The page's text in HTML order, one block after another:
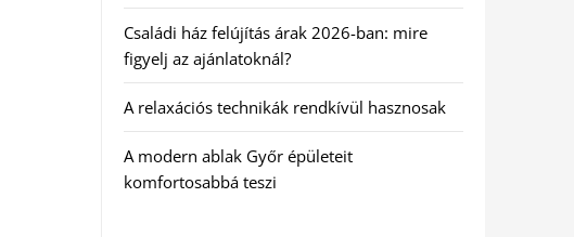
Családi ház felújítás árak 2026-ban: mire
figyelj az ajánlatoknál?
A relaxációs technikák rendkívül hasznosak
A modern ablak Győr épületeit
komfortosabbá teszi